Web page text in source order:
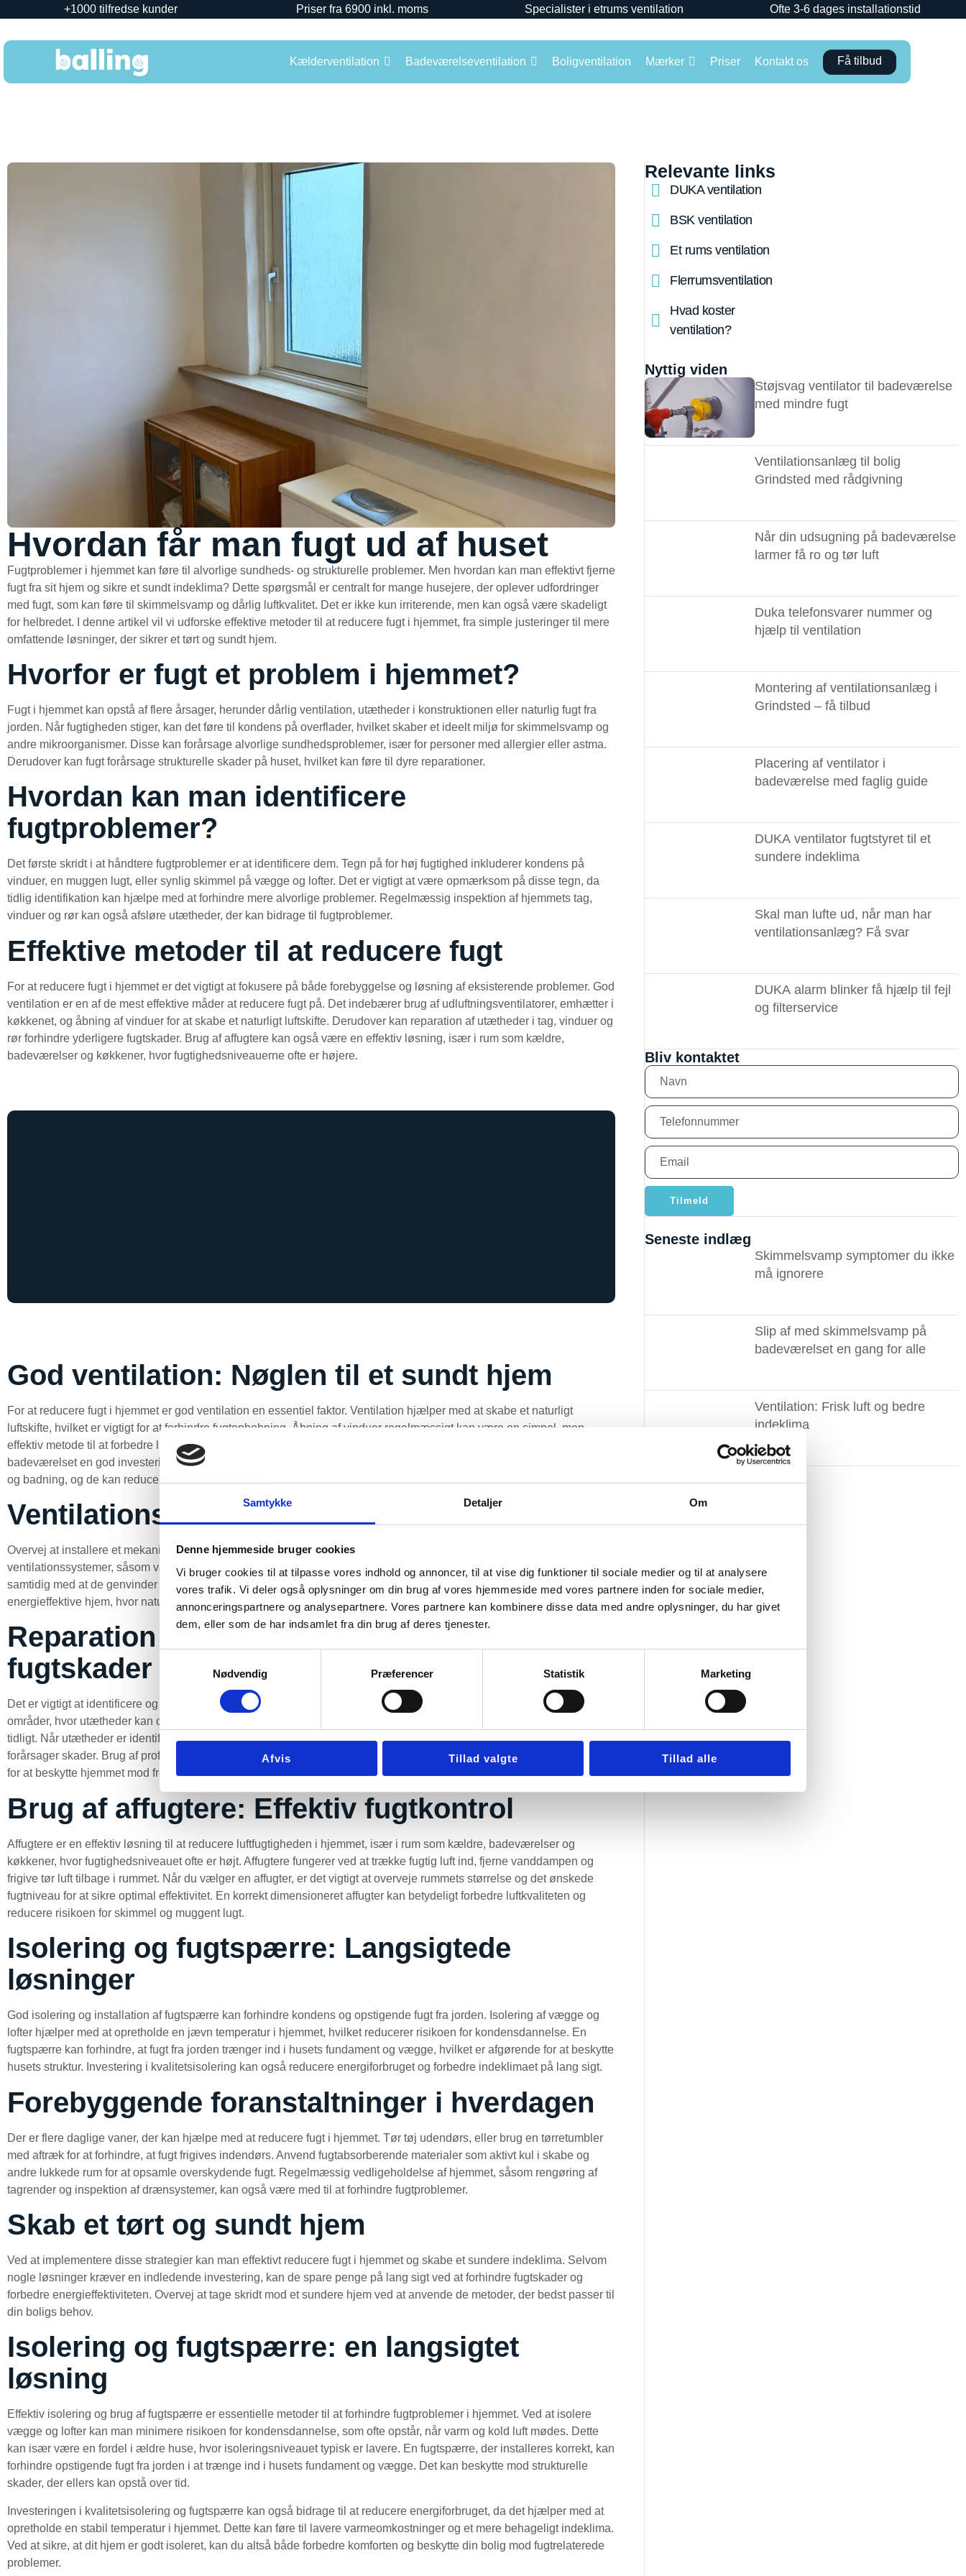
Samtykke Detaljer Om
Denne hjemmeside bruger cookies
Vi bruger cookies til at tilpasse vores indhold og annoncer, til at vise dig funktioner til sociale medier og til at analysere
vores trafik. Vi deler også oplysninger om din brug af vores hjemmeside med vores partnere inden for sociale medier,
annonceringspartnere og analysepartnere. Vores partnere kan kombinere disse data med andre oplysninger, du har givet
dem, eller som de har indsamlet fra din brug af deres tjenester.
Nødvendig
Præferencer Statistik Marketing
Afvis Tillad valgte Tillad alle
+1000 tilfredse kunder Priser fra 6900 inkl. moms Specialister i etrums ventilation Ofte 3-6 dages installationstid
Kælderventilation Badeværelseventilation Boligventilation Mærker Priser Kontakt os Få tilbud
Hvordan får man fugt ud af huset
Fugtproblemer i hjemmet kan føre til alvorlige sundheds- og strukturelle problemer. Men hvordan kan man effektivt fjerne
fugt fra sit hjem og sikre et sundt indeklima? Dette spørgsmål er centralt for mange husejere, der oplever udfordringer
med fugt, som kan føre til skimmelsvamp og dårlig luftkvalitet. Det er ikke kun irriterende, men kan også være skadeligt
for helbredet. I denne artikel vil vi udforske effektive metoder til at reducere fugt i hjemmet, fra simple justeringer til mere
omfattende løsninger, der sikrer et tørt og sundt hjem.
Hvorfor er fugt et problem i hjemmet?
Fugt i hjemmet kan opstå af flere årsager, herunder dårlig ventilation, utætheder i konstruktionen eller naturlig fugt fra
jorden. Når fugtigheden stiger, kan det føre til kondens på overflader, hvilket skaber et ideelt miljø for skimmelsvamp og
andre mikroorganismer. Disse kan forårsage alvorlige sundhedsproblemer, især for personer med allergier eller astma.
Derudover kan fugt forårsage strukturelle skader på huset, hvilket kan føre til dyre reparationer.
Hvordan kan man identificere
fugtproblemer?
Det første skridt i at håndtere fugtproblemer er at identificere dem. Tegn på for høj fugtighed inkluderer kondens på
vinduer, en muggen lugt, eller synlig skimmel på vægge og lofter. Det er vigtigt at være opmærksom på disse tegn, da
tidlig identifikation kan hjælpe med at forhindre mere alvorlige problemer. Regelmæssig inspektion af hjemmets tag,
vinduer og rør kan også afsløre utætheder, der kan bidrage til fugtproblemer.
Effektive metoder til at reducere fugt
For at reducere fugt i hjemmet er det vigtigt at fokusere på både forebyggelse og løsning af eksisterende problemer. God
ventilation er en af de mest effektive måder at reducere fugt på. Det indebærer brug af udluftningsventilatorer, emhætter i
køkkenet, og åbning af vinduer for at skabe et naturligt luftskifte. Derudover kan reparation af utætheder i tag, vinduer og
rør forhindre yderligere fugtskader. Brug af affugtere kan også være en effektiv løsning, især i rum som kældre,
badeværelser og køkkener, hvor fugtighedsniveauerne ofte er højere.
God ventilation: Nøglen til et sundt hjem
For at reducere fugt i hjemmet er god ventilation en essentiel faktor. Ventilation hjælper med at skabe et naturligt
luftskifte, hvilket er vigtigt for at forhindre fugtophobning. Åbning af vinduer regelmæssigt kan være en simpel, men
effektiv metode til at forbedre luftcirkulationen. Derudover er installation af udluftningsventilatorer i køkkenet og
badeværelset en god investering. Disse ventilatorer hjælper med at fjerne damp og fugt, der opstår under madlavning
og badning, og de kan reducere risikoen for kondens og skimmelvækst.
Ventilationsløsninger til hjemmet
Overvej at installere et mekanisk ventilationssystem, der kan optimere luftcirkulationen i hele hjemmet. Mekaniske
ventilationssystemer, såsom varmegenvindingsventilation (HRV), kan effektivt udskifte fugtig indeluft med frisk udeluft,
samtidig med at de genvinder varme for at reducere energiforbruget. Dette system kan være særligt gavnligt i moderne,
energieffektive hjem, hvor naturlig ventilation kan være begrænset.
Reparation af utætheder: Forebyggelse af
fugtskader
Det er vigtigt at identificere og reparere utætheder i hjemmet for at forhindre fugtproblemer. Tag, vinduer og rør er typiske
områder, hvor utætheder kan opstå. Regelmæssig inspektion af disse områder kan hjælpe med at opdage problemer
tidligt. Når utætheder er identificeret, bør de repareres hurtigt for at forhindre, at fugt trænger ind i strukturen og
forårsager skader. Brug af professionelle tjenester til at tætne og reparere større utætheder kan være en klog investering
for at beskytte hjemmet mod fremtidige fugtskader.
Brug af affugtere: Effektiv fugtkontrol
Affugtere er en effektiv løsning til at reducere luftfugtigheden i hjemmet, især i rum som kældre, badeværelser og
køkkener, hvor fugtighedsniveauet ofte er højt. Affugtere fungerer ved at trække fugtig luft ind, fjerne vanddampen og
frigive tør luft tilbage i rummet. Når du vælger en affugter, er det vigtigt at overveje rummets størrelse og det ønskede
fugtniveau for at sikre optimal effektivitet. En korrekt dimensioneret affugter kan betydeligt forbedre luftkvaliteten og
reducere risikoen for skimmel og muggent lugt.
Isolering og fugtspærre: Langsigtede
løsninger
God isolering og installation af fugtspærre kan forhindre kondens og opstigende fugt fra jorden. Isolering af vægge og
lofter hjælper med at opretholde en jævn temperatur i hjemmet, hvilket reducerer risikoen for kondensdannelse. En
fugtspærre kan forhindre, at fugt fra jorden trænger ind i husets fundament og vægge, hvilket er afgørende for at beskytte
husets struktur. Investering i kvalitetsisolering kan også reducere energiforbruget og forbedre indeklimaet på lang sigt.
Forebyggende foranstaltninger i hverdagen
Der er flere daglige vaner, der kan hjælpe med at reducere fugt i hjemmet. Tør tøj udendørs, eller brug en tørretumbler
med aftræk for at forhindre, at fugt frigives indendørs. Anvend fugtabsorberende materialer som aktivt kul i skabe og
andre lukkede rum for at opsamle overskydende fugt. Regelmæssig vedligeholdelse af hjemmet, såsom rengøring af
tagrender og inspektion af drænsystemer, kan også være med til at forhindre fugtproblemer.
Skab et tørt og sundt hjem
Ved at implementere disse strategier kan man effektivt reducere fugt i hjemmet og skabe et sundere indeklima. Selvom
nogle løsninger kræver en indledende investering, kan de spare penge på lang sigt ved at forhindre fugtskader og
forbedre energieffektiviteten. Overvej at tage skridt mod et sundere hjem ved at anvende de metoder, der bedst passer til
din boligs behov.
Isolering og fugtspærre: en langsigtet
løsning
Effektiv isolering og brug af fugtspærre er essentielle metoder til at forhindre fugtproblemer i hjemmet. Ved at isolere
vægge og lofter kan man minimere risikoen for kondensdannelse, som ofte opstår, når varm og kold luft mødes. Dette
kan især være en fordel i ældre huse, hvor isoleringsniveauet typisk er lavere. En fugtspærre, der installeres korrekt, kan
forhindre opstigende fugt fra jorden i at trænge ind i husets fundament og vægge. Det kan beskytte mod strukturelle
skader, der ellers kan opstå over tid.
Investeringen i kvalitetsisolering og fugtspærre kan også bidrage til at reducere energiforbruget, da det hjælper med at
opretholde en stabil temperatur i hjemmet. Dette kan føre til lavere varmeomkostninger og et mere behageligt indeklima.
Ved at sikre, at dit hjem er godt isoleret, kan du altså både forbedre komforten og beskytte din bolig mod fugtrelaterede
problemer.
Relevante links
DUKA ventilation
BSK ventilation
Et rums ventilation
Flerrumsventilation
Hvad koster
ventilation?
Nyttig viden
Støjsvag ventilator til badeværelse
med mindre fugt
Ventilationsanlæg til bolig
Grindsted med rådgivning
Når din udsugning på badeværelse
larmer få ro og tør luft
Duka telefonsvarer nummer og
hjælp til ventilation
Montering af ventilationsanlæg i
Grindsted – få tilbud
Placering af ventilator i
badeværelse med faglig guide
DUKA ventilator fugtstyret til et
sundere indeklima
Skal man lufte ud, når man har
ventilationsanlæg? Få svar
DUKA alarm blinker få hjælp til fejl
og filterservice
Bliv kontaktet
Tilmeld
Seneste indlæg
Skimmelsvamp symptomer du ikke
må ignorere ​
Slip af med skimmelsvamp på
badeværelset en gang for alle
Ventilation: Frisk luft og bedre
indeklima